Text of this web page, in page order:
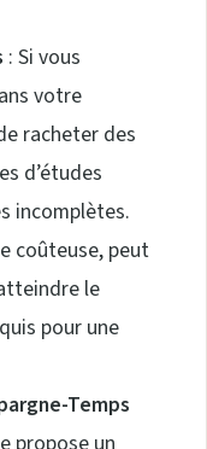
: Si vous
votre
racheter des
d’études
incomplètes.
coûteuse, peut
le
pour une
Temps